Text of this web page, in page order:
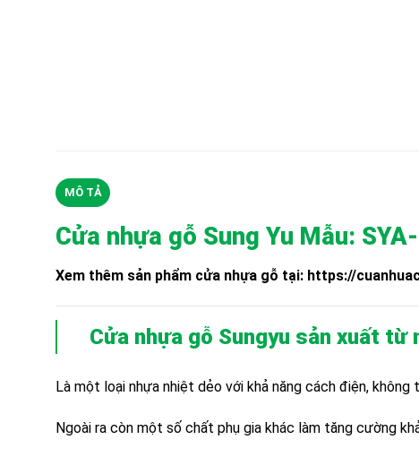
MÔ TẢ
Cửa nhựa gỗ Sung Yu Mẫu:
Xem thêm sản phẩm cửa nhựa gỗ tại: https://
Cửa nhựa gỗ Sungyu sản xuất từ
Là một loại nhựa nhiệt dẻo với khả năng cách điện,
Ngoài ra còn một số chất phụ gia khác làm tăng cường